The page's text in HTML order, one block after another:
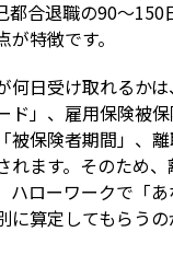
都合退職の90〜150
特徴です。
何日受け取れるか
ド」、雇用保険被
被保険者期間」、
れます。そのため
ハローワークで「
に算定してもらう